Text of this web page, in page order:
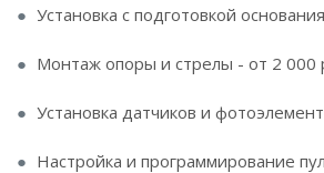
Установка с подготовкой
Монтаж опоры и стрелы - от 2 000
Установка датчиков и
Настройка и программирование